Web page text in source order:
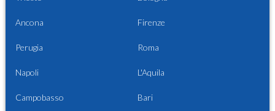
Ancona Firenze
Perugia Roma
Napoli L'Aquila
Campobasso Bari